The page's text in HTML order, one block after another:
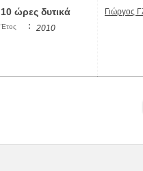
10 ώρες δυτικά
Έτος : 2010
Γιώργος